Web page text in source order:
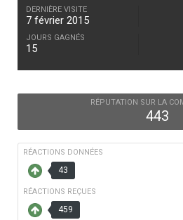
DERNIÈRE VISITE
7 février 2015
JOURS GAGNÉS
15
RÉPUTATION SUR LA
443
RÉACTIONS DONNÉES
43
RÉACTIONS REÇUES
459